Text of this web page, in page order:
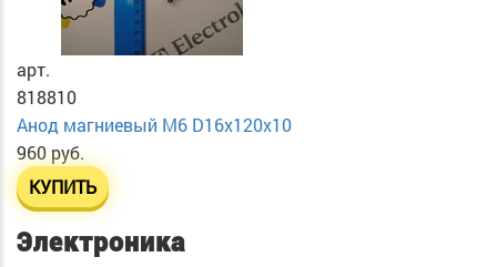
арт.
818810
Анод магниевый М6 D16х120х10
960 руб.
КУПИТЬ
Электроника